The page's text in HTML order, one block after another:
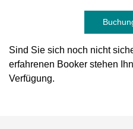
Sind Sie sich noch nicht
erfahrenen Booker stehen
Verfügung.